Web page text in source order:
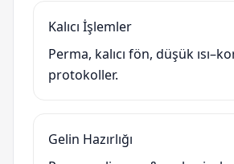
Kalıcı İşlemler
Perma, kalıcı fön, düşük
protokoller.
Gelin Hazırlığı